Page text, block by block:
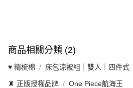
商品相關分類 (2)
♥ 精梳棉 床包涼被組｜雙人｜四件式
♜ 正版授權品牌 One Piece航海王